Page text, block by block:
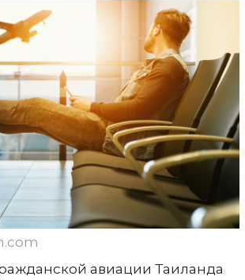
авиации Таиланда